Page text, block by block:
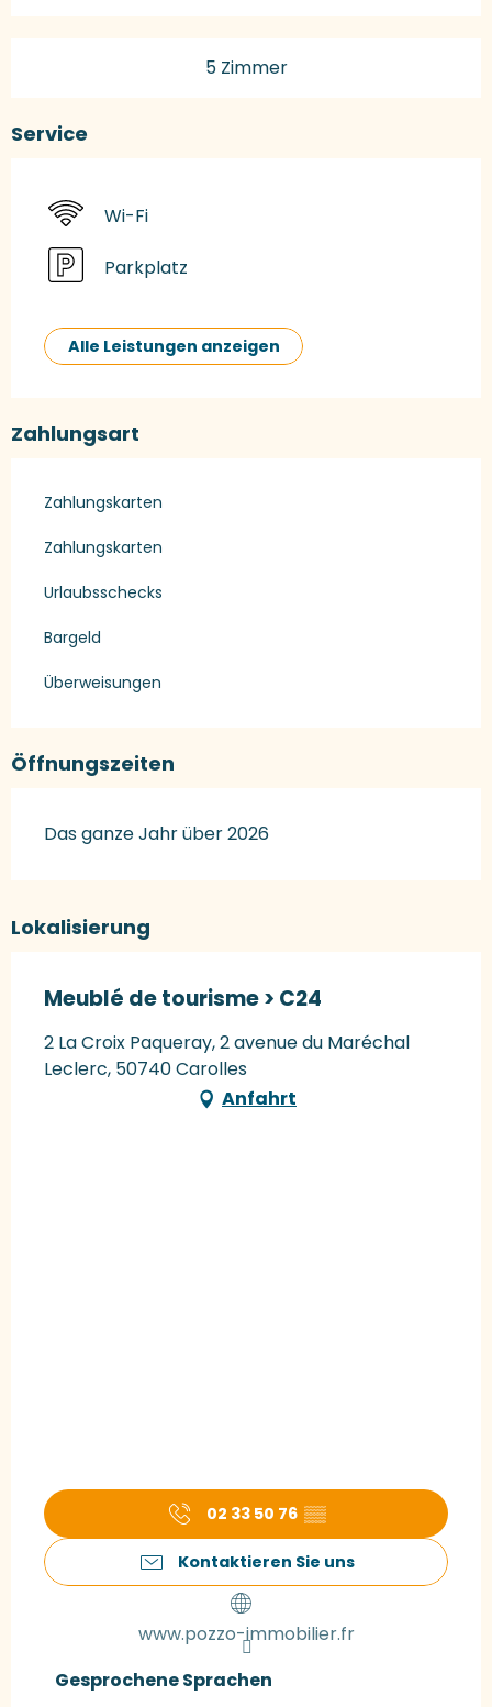
5 Zimmer
Service
Wi-Fi
Parkplatz
Alle Leistungen anzeigen
Zahlungsart
Zahlungskarten
Zahlungskarten
Urlaubsschecks
Bargeld
Überweisungen
Öffnungszeiten
Das ganze Jahr über 2026
Lokalisierung
Meublé de tourisme > C24
2 La Croix Paqueray, 2 avenue du Maréchal
Leclerc, 50740 Carolles
Anfahrt
02 33 50 76 ▒▒
Kontaktieren Sie uns
www.pozzo-immobilier.fr
Gesprochene Sprachen
Gesprochene Sprachen